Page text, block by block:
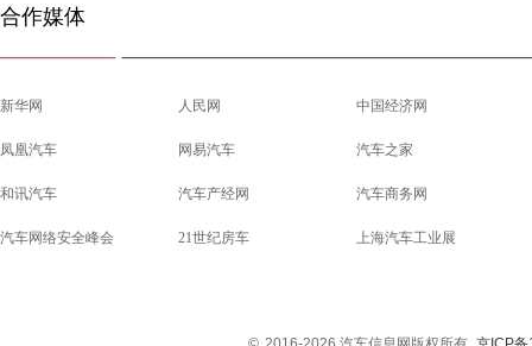
合作媒体
新华网 人民网 中国经济网
凤凰汽车 网易汽车 汽车之家
和讯汽车 汽车产经网 汽车商务网
汽车网络安全峰会 21世纪房车 上海汽车工业展